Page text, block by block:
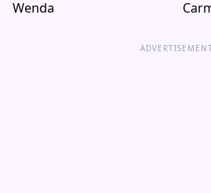
Wenda